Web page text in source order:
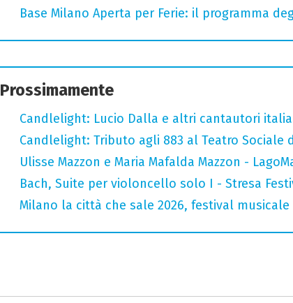
Base Milano Aperta per Ferie: il programma
Prossimamente
Candlelight: Lucio Dalla e altri cantautori
Candlelight: Tributo agli 883 al Teatro Sociale
Ulisse Mazzon e Maria Mafalda Mazzon -
Bach, Suite per violoncello solo I - Stresa
Milano la città che sale 2026, festival